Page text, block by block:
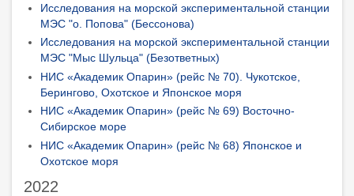
Исследования на морской экспериментальной станции
МЭС "о. Попова" (Бессонова)
Исследования на морской экспериментальной станции
МЭС "Мыс Шульца" (Безответных)
НИС «Академик Опарин» (рейс № 70). Чукотское,
Берингово, Охотское и Японское моря
НИС «Академик Опарин» (рейс № 69) Восточно-
Сибирское море
НИС «Академик Опарин» (рейс № 68) Японское и
Охотское моря
2022